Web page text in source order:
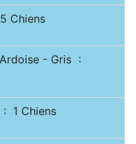
Chiens
Ardoise - Gris :
: 1 Chiens